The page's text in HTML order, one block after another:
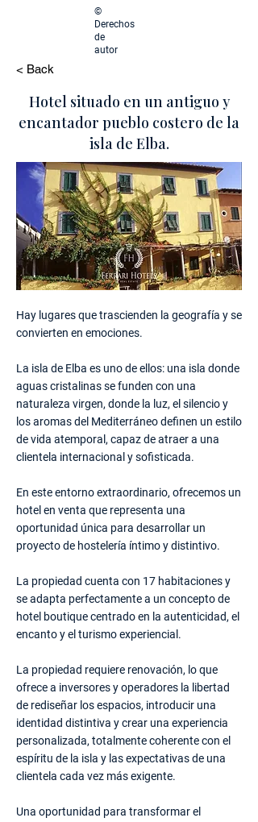
©
Derechos
de
autor
< Back
Hotel situado en un antiguo y
encantador pueblo costero de la
isla de Elba.
Hay lugares que trascienden la geografía y se
convierten en emociones.
La isla de Elba es uno de ellos: una isla donde
aguas cristalinas se funden con una
naturaleza virgen, donde la luz, el silencio y
los aromas del Mediterráneo definen un estilo
de vida atemporal, capaz de atraer a una
clientela internacional y sofisticada.
En este entorno extraordinario, ofrecemos un
hotel en venta que representa una
oportunidad única para desarrollar un
proyecto de hostelería íntimo y distintivo.
La propiedad cuenta con 17 habitaciones y
se adapta perfectamente a un concepto de
hotel boutique centrado en la autenticidad, el
encanto y el turismo experiencial.
La propiedad requiere renovación, lo que
ofrece a inversores y operadores la libertad
de rediseñar los espacios, introducir una
identidad distintiva y crear una experiencia
personalizada, totalmente coherente con el
espíritu de la isla y las expectativas de una
clientela cada vez más exigente.
Una oportunidad para transformar el